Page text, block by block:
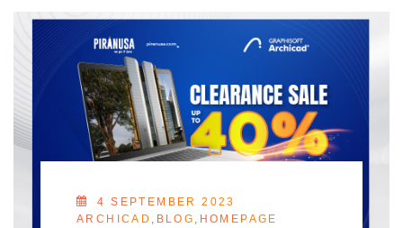
4 SEPTEMBER 2023
ARCHICAD , BLOG , HOMEPAGE